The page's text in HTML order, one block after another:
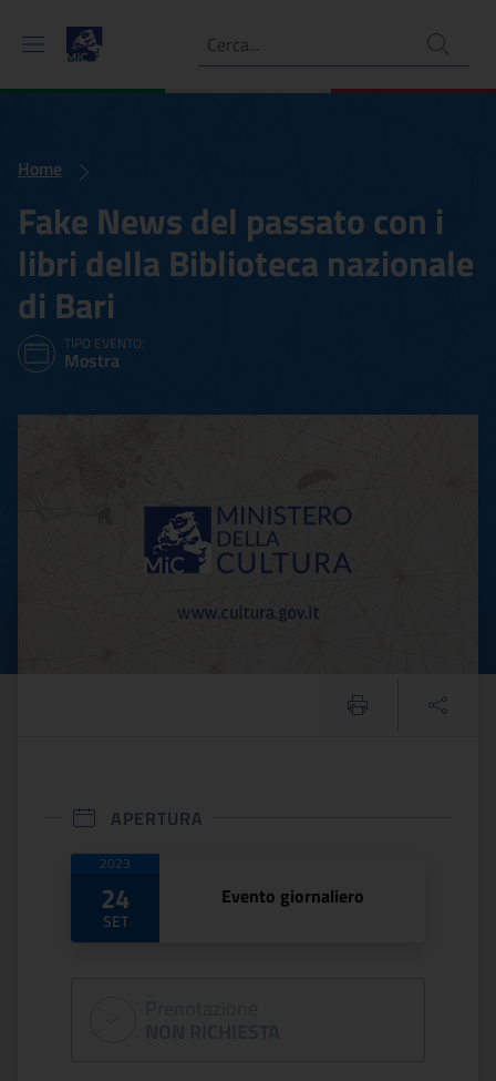
Ricerca
Home
Fake News del passato con i
libri della Biblioteca nazionale
di Bari
TIPO EVENTO:
Mostra
APERTURA
Date di apertura
2023
24
SET
Evento giornaliero